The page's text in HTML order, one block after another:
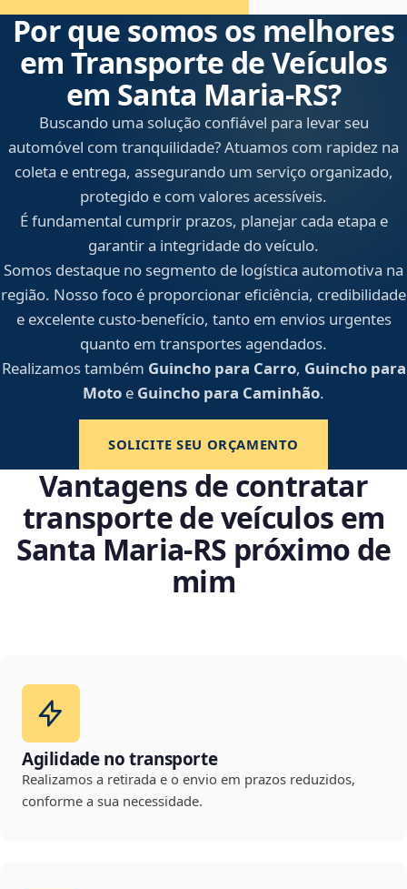
Por que somos os melhores
em Transporte de Veículos
em Santa Maria‑RS?
Buscando uma solução confiável para levar seu
automóvel com tranquilidade? Atuamos com rapidez na
coleta e entrega, assegurando um serviço organizado,
protegido e com valores acessíveis.
É fundamental cumprir prazos, planejar cada etapa e
garantir a integridade do veículo.
Somos destaque no segmento de logística automotiva na
região. Nosso foco é proporcionar eficiência, credibilidade
e excelente custo-benefício, tanto em envios urgentes
quanto em transportes agendados.
Realizamos também Guincho para Carro, Guincho para
Moto e Guincho para Caminhão.
SOLICITE SEU ORÇAMENTO
Vantagens de contratar
transporte de veículos em
Santa Maria‑RS próximo de
mim
Agilidade no transporte
Realizamos a retirada e o envio em prazos reduzidos,
conforme a sua necessidade.